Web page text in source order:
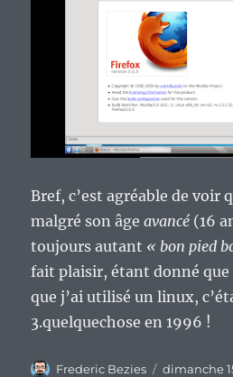
Bref, c’est agréable de voir
malgré son âgeavancé (16
toujours autant « bon pied
fait plaisir, étant donné
que j’ai utilisé un linux,
3.quelquechose en 1996 !
Auteur
Frederic Bezies
Publié
dimanche